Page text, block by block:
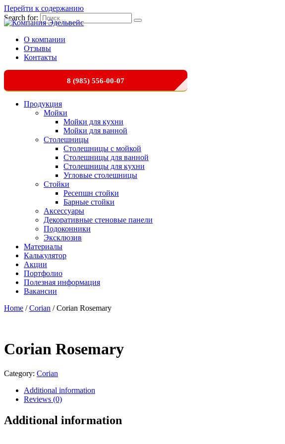
Перейти к содержанию
Search for:
О компании
Отзывы
Контакты
8 (985) 556-00-07
Продукция
Мойки
Мойки для кухни
Мойки для ванной
Столешницы
Столешницы с мойкой
Столешницы для ванной
Столешницы для кухни
Угловые столешницы
Стойки
Ресепшн стойки
Барные стойки
Аксессуары
Декоративные стеновые панели
Подоконники
Эксклюзив
Материалы
Калькулятор
Акции
Портфолио
Полезная информация
Вакансии
Home /Corian / Corian Rosemary
Corian Rosemary
Category: Corian
Additional information
Reviews (0)
Additional information